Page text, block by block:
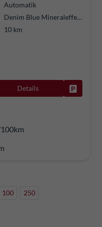
Automatik
Denim Blue Mineraleffekt / Dachf
10 km
Details
100 250